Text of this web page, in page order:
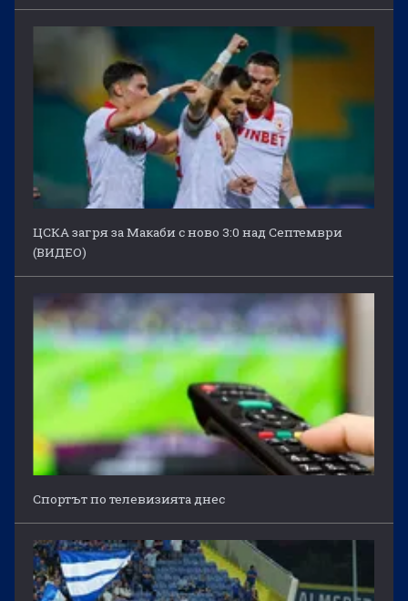
ЦСКА загря за Макаби с ново 3:0 над Септември
(ВИДЕО)
Спортът по телевизията днес